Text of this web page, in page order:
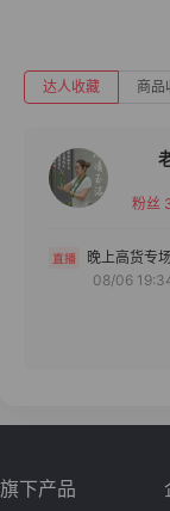
达人收藏 商品
粉丝
晚上高货专
08/06
旗下产品